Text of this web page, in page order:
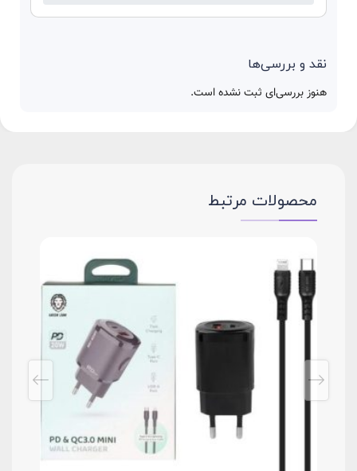
نقد و بررسی‌ها
هنوز بررسی‌ای ثبت نشده است.
محصولات مرتبط